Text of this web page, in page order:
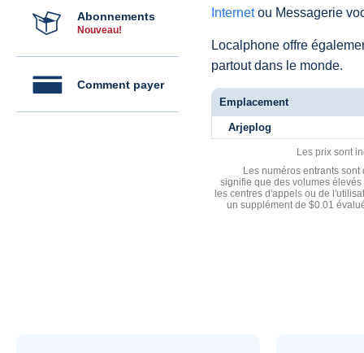
Abonnements
Nouveau!
Comment payer
Internetou Messagerie
Localphone offre
partout dans le monde.
Emplacement
Arjeplog
Les prix sont
Les numéros entrants
signifie que des volumes
les centres d'appels ou de
un supplément de $0.01